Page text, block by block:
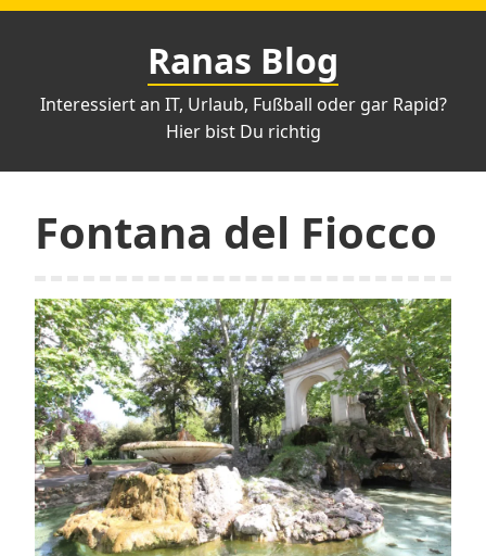
Zum
Ranas Blog
Interessiert an IT, Urlaub, Fußball oder gar Rapid?
Hier bist Du richtig
Fontana del Fiocco